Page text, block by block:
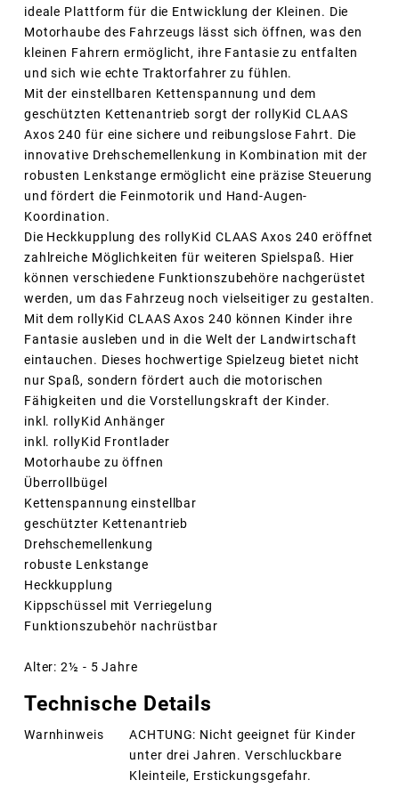
ideale Plattform für die Entwicklung der Kleinen. Die
Motorhaube des Fahrzeugs lässt sich öffnen, was den
kleinen Fahrern ermöglicht, ihre Fantasie zu entfalten
und sich wie echte Traktorfahrer zu fühlen.
Mit der einstellbaren Kettenspannung und dem
geschützten Kettenantrieb sorgt der rollyKid CLAAS
Axos 240 für eine sichere und reibungslose Fahrt. Die
innovative Drehschemellenkung in Kombination mit der
robusten Lenkstange ermöglicht eine präzise Steuerung
und fördert die Feinmotorik und Hand-Augen-
Koordination.
Die Heckkupplung des rollyKid CLAAS Axos 240 eröffnet
zahlreiche Möglichkeiten für weiteren Spielspaß. Hier
können verschiedene Funktionszubehöre nachgerüstet
werden, um das Fahrzeug noch vielseitiger zu gestalten.
Mit dem rollyKid CLAAS Axos 240 können Kinder ihre
Fantasie ausleben und in die Welt der Landwirtschaft
eintauchen. Dieses hochwertige Spielzeug bietet nicht
nur Spaß, sondern fördert auch die motorischen
Fähigkeiten und die Vorstellungskraft der Kinder.
inkl. rollyKid Anhänger
inkl. rollyKid Frontlader
Motorhaube zu öffnen
Überrollbügel
Kettenspannung einstellbar
geschützter Kettenantrieb
Drehschemellenkung
robuste Lenkstange
Heckkupplung
Kippschüssel mit Verriegelung
Funktionszubehör nachrüstbar
Alter: 2½ - 5 Jahre
Technische Details
Warnhinweis
ACHTUNG: Nicht geeignet für Kinder
unter drei Jahren. Verschluckbare
Kleinteile, Erstickungsgefahr.